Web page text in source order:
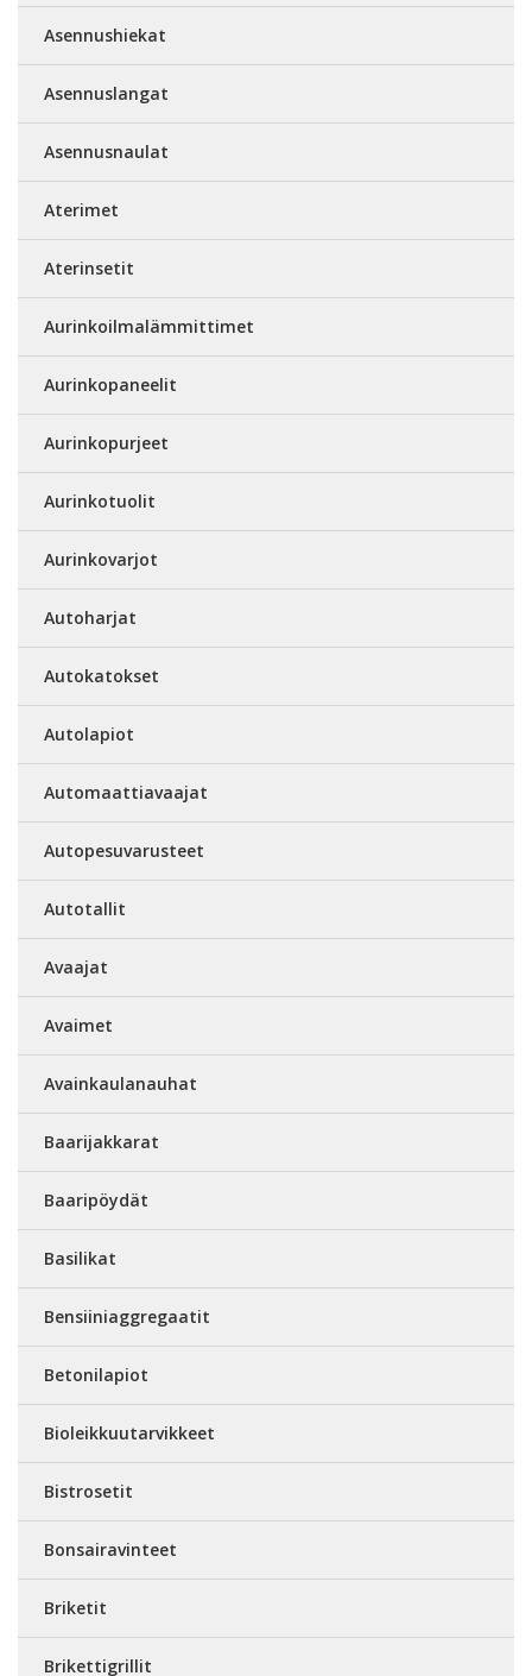
Asennushiekat
Asennuslangat
Asennusnaulat
Aterimet
Aterinsetit
Aurinkoilmalämmittimet
Aurinkopaneelit
Aurinkopurjeet
Aurinkotuolit
Aurinkovarjot
Autoharjat
Autokatokset
Autolapiot
Automaattiavaajat
Autopesuvarusteet
Autotallit
Avaajat
Avaimet
Avainkaulanauhat
Baarijakkarat
Baaripöydät
Basilikat
Bensiiniaggregaatit
Betonilapiot
Bioleikkuutarvikkeet
Bistrosetit
Bonsairavinteet
Briketit
Brikettigrillit